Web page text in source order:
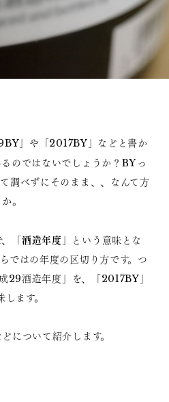
」や「2017BY」などと書か
のではないでしょうか？ BYっ
調べずにそのまま、、なんて方
。
「酒造年度 」という意味とな
ではの年度の区切り方です。つ
29酒造年度」を、「2017BY」
ます。
について紹介します。